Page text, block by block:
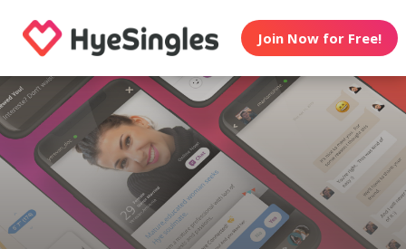
Join Now for Free!